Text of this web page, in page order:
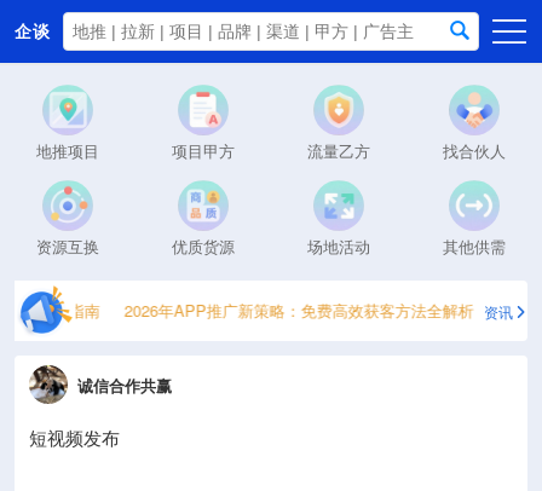
企谈
首页
商务资源
资讯动态
关于我们
地推项目 项目甲方 流量乙方 找合伙人
资源互换 优质货源 场地活动 其他供需
量获取指南 2026年APP推广新策略：免费高效获客方法全解析 2026日
资讯
诚信合作共赢
短视频发布